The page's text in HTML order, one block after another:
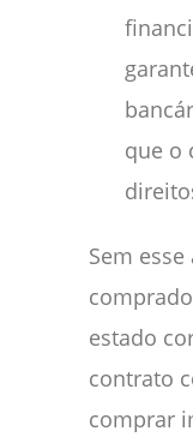
que o
Sem
estado
contrato
comprar